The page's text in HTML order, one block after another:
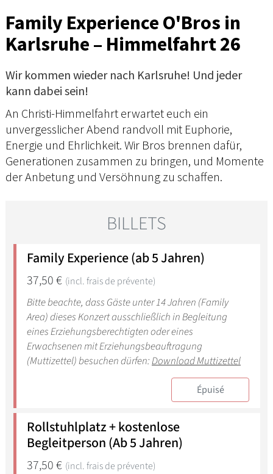
Family Experience O'Bros in
Karlsruhe – Himmelfahrt 26
Wir kommen wieder nach Karlsruhe! Und jeder
kann dabei sein!
An Christi-Himmelfahrt erwartet euch ein
unvergesslicher Abend randvoll mit Euphorie,
Energie und Ehrlichkeit. Wir Bros brennen dafür,
Generationen zusammen zu bringen, und Momente
der Anbetung und Versöhnung zu schaffen.